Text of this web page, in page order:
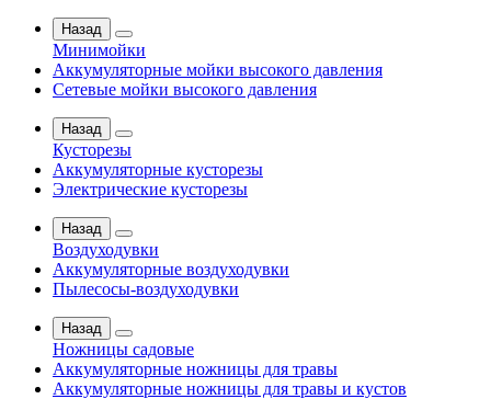
Назад
Минимойки
Аккумуляторные мойки высокого давления
Сетевые мойки высокого давления
Назад
Кусторезы
Аккумуляторные кусторезы
Электрические кусторезы
Назад
Воздуходувки
Аккумуляторные воздуходувки
Пылесосы-воздуходувки
Назад
Ножницы садовые
Аккумуляторные ножницы для травы
Аккумуляторные ножницы для травы и кустов